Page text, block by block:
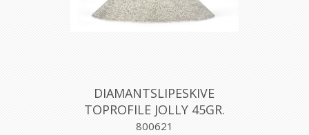
DIAMANTSLIPESKIVE
TOPROFILE JOLLY 45GR.
H.15 MM FIN, MONTOLIT
800621